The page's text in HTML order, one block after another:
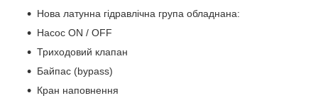
Нова латунна гідравлічна група обладнана:
Насос ON / OFF
Триходовий клапан
Байпас (bypass)
Кран наповнення